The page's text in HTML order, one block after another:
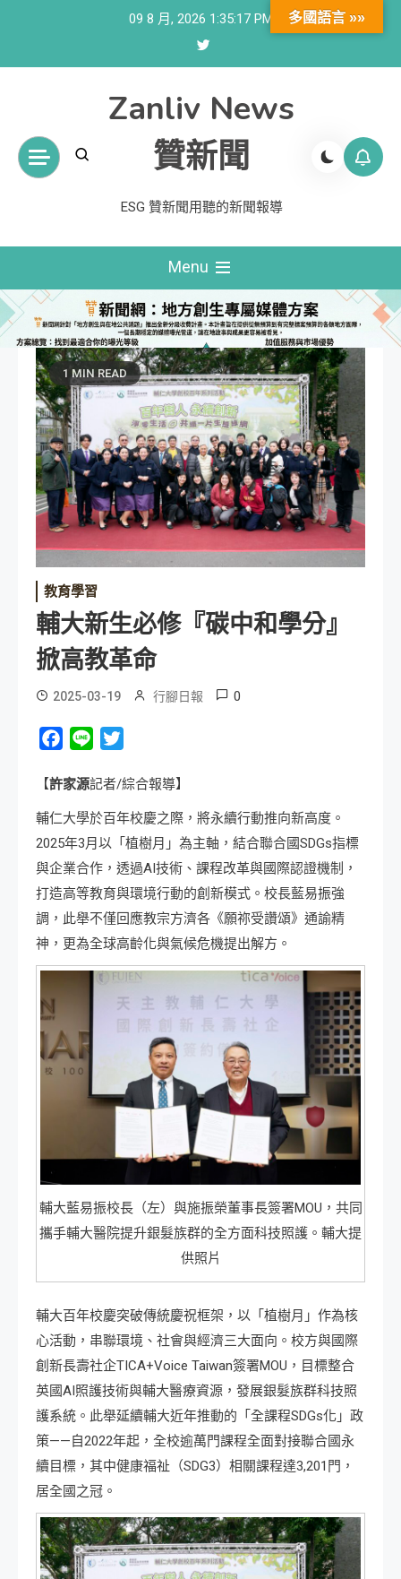
09 8 月, 2026 1:35:17 PM
Zanliv News
贊新聞
ESG 贊新聞用聽的新聞報導
Menu
1 MIN READ
教育學習
輔大新生必修『碳中和學分』
掀高教革命
2025-03-19 行腳日報 0
Facebook
Line
【許家源記者/綜合報導】
輔仁大學於百年校慶之際，將永續行動推向新高度。
2025年3月以「植樹月」為主軸，結合聯合國SDGs指標
與企業合作，透過AI技術、課程改革與國際認證機制，
打造高等教育與環境行動的創新模式。校長藍易振強
調，此舉不僅回應教宗方濟各《願祢受讚頌》通諭精
神，更為全球高齡化與氣候危機提出解方。
輔大藍易振校長（左）與施振榮董事長簽署MOU，共同
攜手輔大醫院提升銀髮族群的全方面科技照護。輔大提
供照片
輔大百年校慶突破傳統慶祝框架，以「植樹月」作為核
心活動，串聯環境、社會與經濟三大面向。校方與國際
創新長壽社企TICA+Voice Taiwan簽署MOU，目標整合
英國AI照護技術與輔大醫療資源，發展銀髮族群科技照
護系統。此舉延續輔大近年推動的「全課程SDGs化」政
策——自2022年起，全校逾萬門課程全面對接聯合國永
續目標，其中健康福祉（SDG3）相關課程達3,201門，
居全國之冠。
多國語言 »»